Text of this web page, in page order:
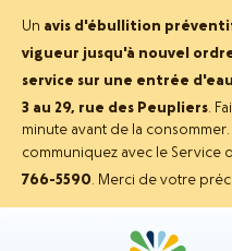
Un avis d'ébullition
vigueur jusqu'à nouvel
service sur une entrée d'eau
3 au 29, rue des Peupliers.
minute avant de la
communiquez avec le Service
766-5590. Merci de votre